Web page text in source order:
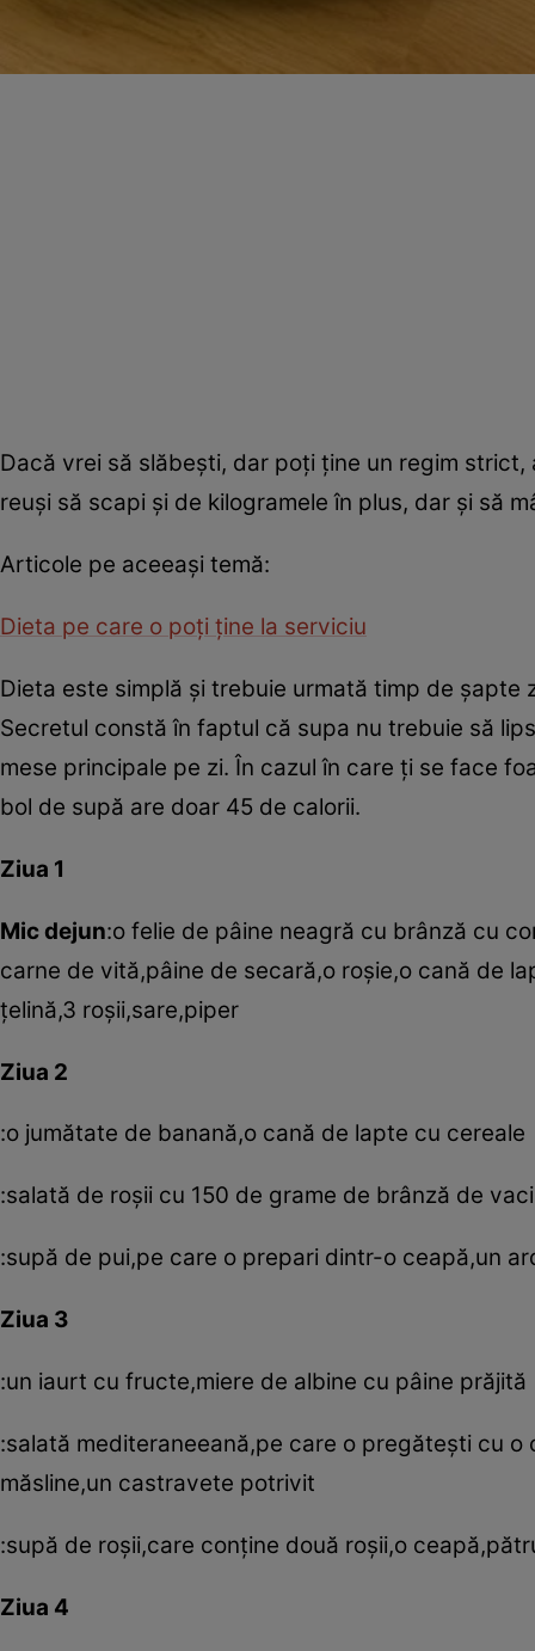
Dacă vrei să slăbeşti, dar poţi ţine un regim
reuşi să scapi şi de kilogramele în plus, dar şi să
Articole pe aceeaşi temă:
Dieta pe care o poţi ţine la serviciu
Dieta este simplă şi trebuie urmată timp de şapte
Secretul constă în faptul că supa nu trebuie să
mese principale pe zi. În cazul în care ţi se face
bol de supă are doar 45 de calorii.
Ziua 1
Mic dejun:o felie de pâine neagră cu brânză cu
carne de vită,pâine de secară,o roşie,o cană de
ţelină,3 roşii,sare,piper
Ziua 2
:o jumătate de banană,o cană de lapte cu cereale
:salată de roşii cu 150 de grame de brânză de
:supă de pui,pe care o prepari dintr-o ceapă,un
Ziua 3
:un iaurt cu fructe,miere de albine cu pâine prăjită
:salată mediteraneeană,pe care o pregăteşti cu
măsline,un castravete potrivit
:supă de roşii,care conţine două roşii,o
Ziua 4